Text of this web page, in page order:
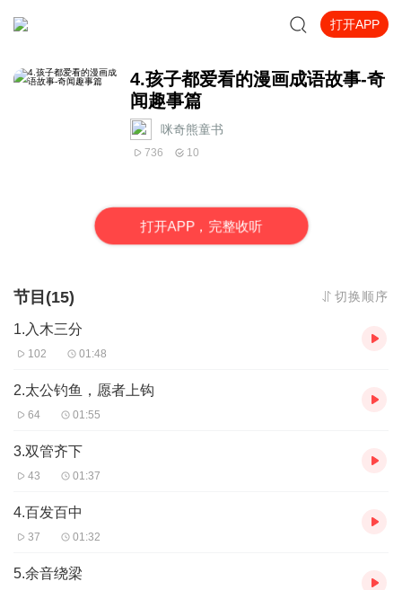
打开APP
4.孩子都爱看的漫画成语故事-奇
闻趣事篇
咪奇熊童书
736 10
打开APP，完整收听
节目(15) 切换顺序
1.入木三分
102 01:48
2.太公钓鱼，愿者上钩
64 01:55
3.双管齐下
43 01:37
4.百发百中
37 01:32
5.余音绕梁